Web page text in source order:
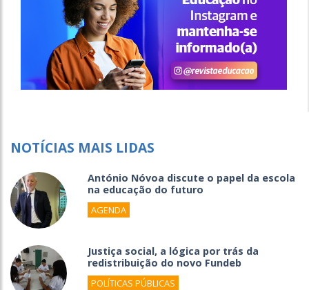
NOTÍCIAS MAIS LIDAS
António Nóvoa discute o papel da escola
na educação do futuro
AGENDA
Justiça social, a lógica por trás da
redistribuição do novo Fundeb
POLÍTICAS PÚBLICAS